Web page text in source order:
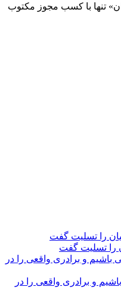
تنها با کسب مجوز مکتوب
را تسلیت گفت
و برادری واقعی را در